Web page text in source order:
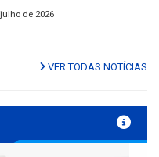
de 2026
VER TODAS NOTÍCIAS